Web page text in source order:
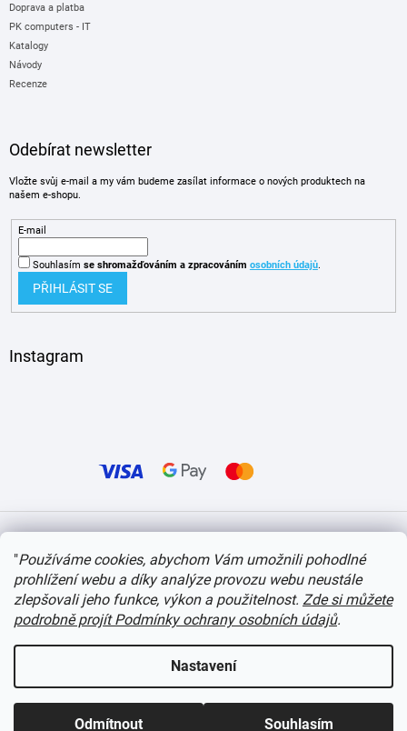
"Používáme cookies, abychom Vám umožnili pohodlné
prohlížení webu a díky analýze provozu webu neustále
zlepšovali jeho funkce, výkon a použitelnost. Zde si můžete
podrobně projít Podmínky ochrany osobních údajů.
Nastavení
Odmítnout Souhlasím
Doprava a platba
PK computers - IT
Katalogy
Návody
Recenze
Odebírat newsletter
Vložte svůj e-mail a my vám budeme zasílat informace o nových produktech na
našem e-shopu.
E-mail
Souhlasím se shromažďováním a zpracováním osobních údajů.
PŘIHLÁSIT SE
Instagram
Copyright 2026itvlaky.cz . Všechna práva vyhrazena. Upravit nastavení cookies